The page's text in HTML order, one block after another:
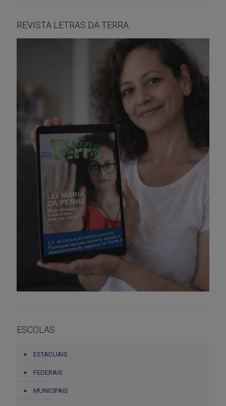
REVISTA LETRAS DA TERRA
ESCOLAS
ESTADUAIS
FEDERAIS
MUNICIPAIS